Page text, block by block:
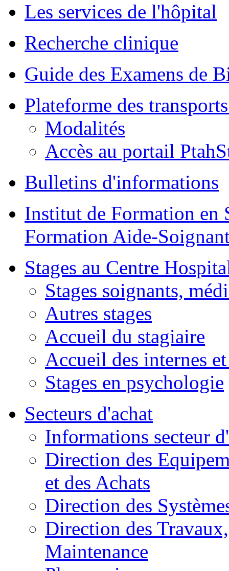
Les services de l'hôpital
Recherche clinique
Guide des Examens de
Plateforme des
Modalités
Accès au portail
Bulletins d'informations
Institut de Formation
Formation Aide-
Stages au Centre
Stages soignants,
Autres stages
Accueil du stagiaire
Accueil des internes
Stages en psychologie
Secteurs d'achat
Informations secteur
Direction des
et des Achats
Direction des
Direction des
Maintenance